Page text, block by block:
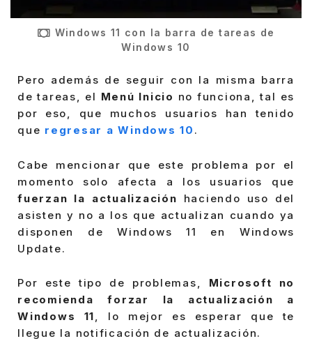
Windows 11 con la barra de tareas de
Windows 10
Pero además de seguir con la misma barra
de tareas, el Menú Inicio no funciona, tal es
por eso, que muchos usuarios han tenido
que regresar a Windows 10 .
Cabe mencionar que este problema por el
momento solo afecta a los usuarios que
fuerzan la actualización haciendo uso del
asisten y no a los que actualizan cuando ya
disponen de Windows 11 en Windows
Update.
Por este tipo de problemas, Microsoft no
recomienda forzar la actualización a
Windows 11, lo mejor es esperar que te
llegue la notificación de actualización.